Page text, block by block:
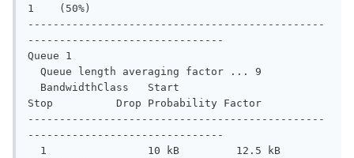
1    (50%)
-----------------------------------------------
-------------------------------
Queue 1
Queue length averaging factor ... 9
BandwidthClass   Start
Stop          Drop Probability Factor
-----------------------------------------------
-------------------------------
1                10 kB         12.5 kB